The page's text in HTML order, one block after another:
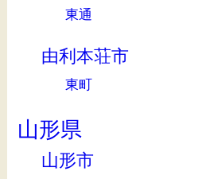
東通
由利本荘市
東町
山形県
山形市